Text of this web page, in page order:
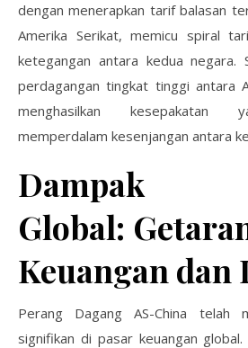
dengan menerapkan tarif balasan
Amerika Serikat, memicu spiral
ketegangan antara kedua negara.
perdagangan tingkat tinggi antara
menghasilkan kesepakatan
memperdalam kesenjangan antara
Dampak
Global:
Keuangan
Perang Dagang AS-China telah
signifikan di pasar keuangan